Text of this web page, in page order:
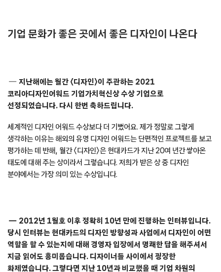
기업 문화가 좋은 곳에서 좋은 디자인이 나온다
지난해에는 월간 〈디자인〉이 주관하는 2021
코리아디자인어워드 기업가치혁신상 수상 기업으로
선정되었습니다. 다시 한번 축하드립니다.
세계적인 디자인 어워드 수상보다 더 기뻤어요. 제가 정말로 그렇게
생각하는 이유는 해외의 유명 디자인 어워드는 단편적인 프로젝트를 보고
평가하는 데 반해, 월간 〈디자인〉은 현대카드가 지난 20여 년간 쌓아온
태도에 대해 주는 상이라서 그렇습니다. 저희가 받은 상 중 디자인
분야에서는 가장 의미 있는 수상입니다.
2012년 1월호 이후 정확히 10년 만에 진행하는 인터뷰입니다.
당시 인터뷰는 현대카드의 디자인 방향성과 사업에서 디자인이 어떤
역할을 할 수 있는지에 대해 경영자 입장에서 명쾌한 답을 해주셔서
지금 읽어도 흥미롭습니다. 디자이너들 사이에서 굉장한
화제였습니다. 그렇다면 지난 10년과 비교했을 때 기업 차원의